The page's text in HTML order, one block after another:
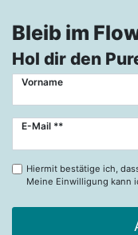
Bleib im
Hol dir den
Vorname
E-Mail **
Newsletter
Hiermit bestätige ich,
Meine Einwilligung kann